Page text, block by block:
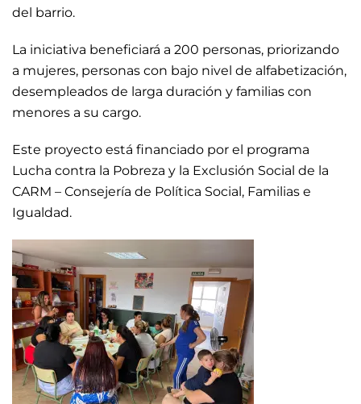
del barrio.
La iniciativa beneficiará a 200 personas, priorizando
a mujeres, personas con bajo nivel de alfabetización,
desempleados de larga duración y familias con
menores a su cargo.
Este proyecto está financiado por el programa
Lucha contra la Pobreza y la Exclusión Social de la
CARM – Consejería de Política Social, Familias e
Igualdad.